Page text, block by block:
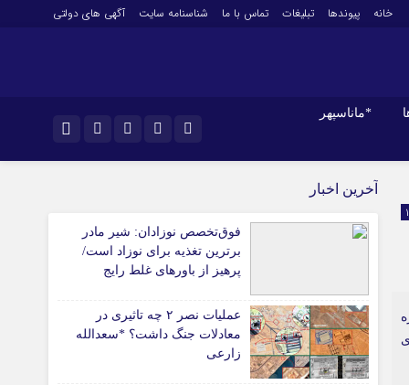
خانه پیوندها تبلیغات تماس با ما شناسنامه سایت آگهی های دولتی
*ماناسپهر
سروش
ایتا
آپارات
نام کاربری یا نشانی ایمیل
مرا به خاطر بسپار
اطلاعات
باشگاه پرسپولیس
باشگاه استقلال
ورزشهای رزمی
ورزش زنان
توپ و تور
آخرین اخبار
فوق‌تخصص نوزادان: شیر مادر
برترین تغذیه برای نوزاد است/
پرهیز از باورهای غلط رایج
عملیات نصر ۲ چه تاثیری در
معادلات جنگ داشت؟ *سعدالله
زارعی